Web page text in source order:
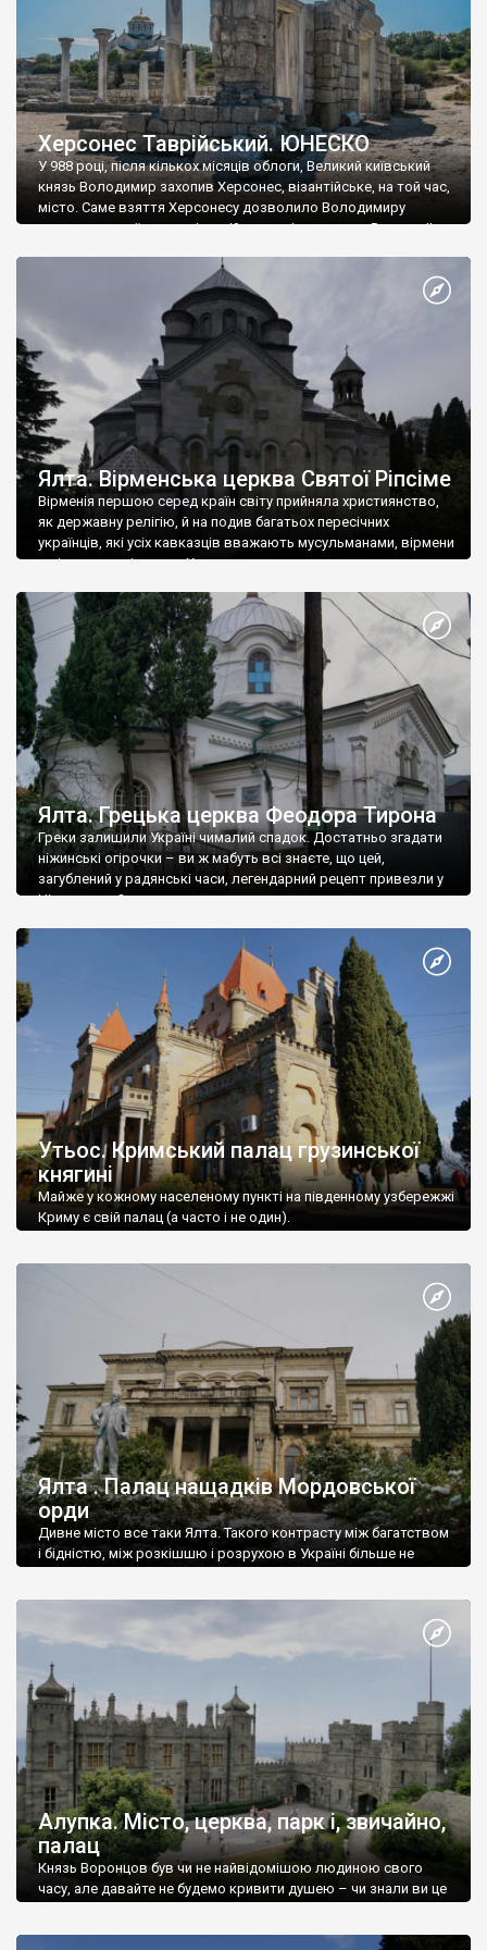
Херсонес Таврійський. ЮНЕСКО
У 988 році, після кількох місяців облоги, Великий київський
князь Володимир захопив Херсонес, візантійське, на той час,
місто. Саме взяття Херсонесу дозволило Володимиру
диктувати свої умови візантійському імператору Василю ІІ, та
Херсонесі Володимир-язичник, став Василем-християнином.
А потім було Хрещення Русі. На честь Херсонесу Таврійського
Ялта. Вірменська церква Святої Ріпсіме
Вірменія першою серед країн світу прийняла християнство,
як державну релігію, й на подив багатьох пересічних
українців, які усіх кавказців вважають мусульманами, вірмени
є відданими вірянами Христа
Ялта. Грецька церква Феодора Тирона
Греки залишили Україні чималий спадок. Достатньо згадати
ніжинські огірочки – ви ж мабуть всі знаєте, що цей,
загублений у радянські часи, легендарний рецепт привезли у
Ніжин греки?
Утьос. Кримський палац грузинської
княгині
Майже у кожному населеному пункті на південному узбережжі
Криму є свій палац (а часто і не один).
Ялта . Палац нащадків Мордовської
орди
Дивне місто все таки Ялта. Такого контрасту між багатством
і бідністю, між розкішшю і розрухою в Україні більше не
Алупка. Місто, церква, парк і, звичайно,
палац
Князь Воронцов був чи не найвідомішою людиною свого
часу, але давайте не будемо кривити душею – чи знали ви це